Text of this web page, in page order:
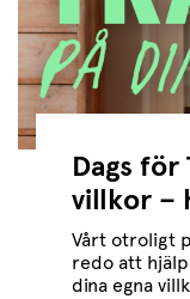
Dags för
villkor –
Vårt otroligt
redo att
dina egna